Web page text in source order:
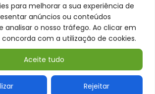
para melhorar a sua experiência de
anúncios ou conteúdos
analisar o nosso tráfego. Ao clicar em
concorda com a utilização de cookies.
Rejeitar
Aceite tudo
2026